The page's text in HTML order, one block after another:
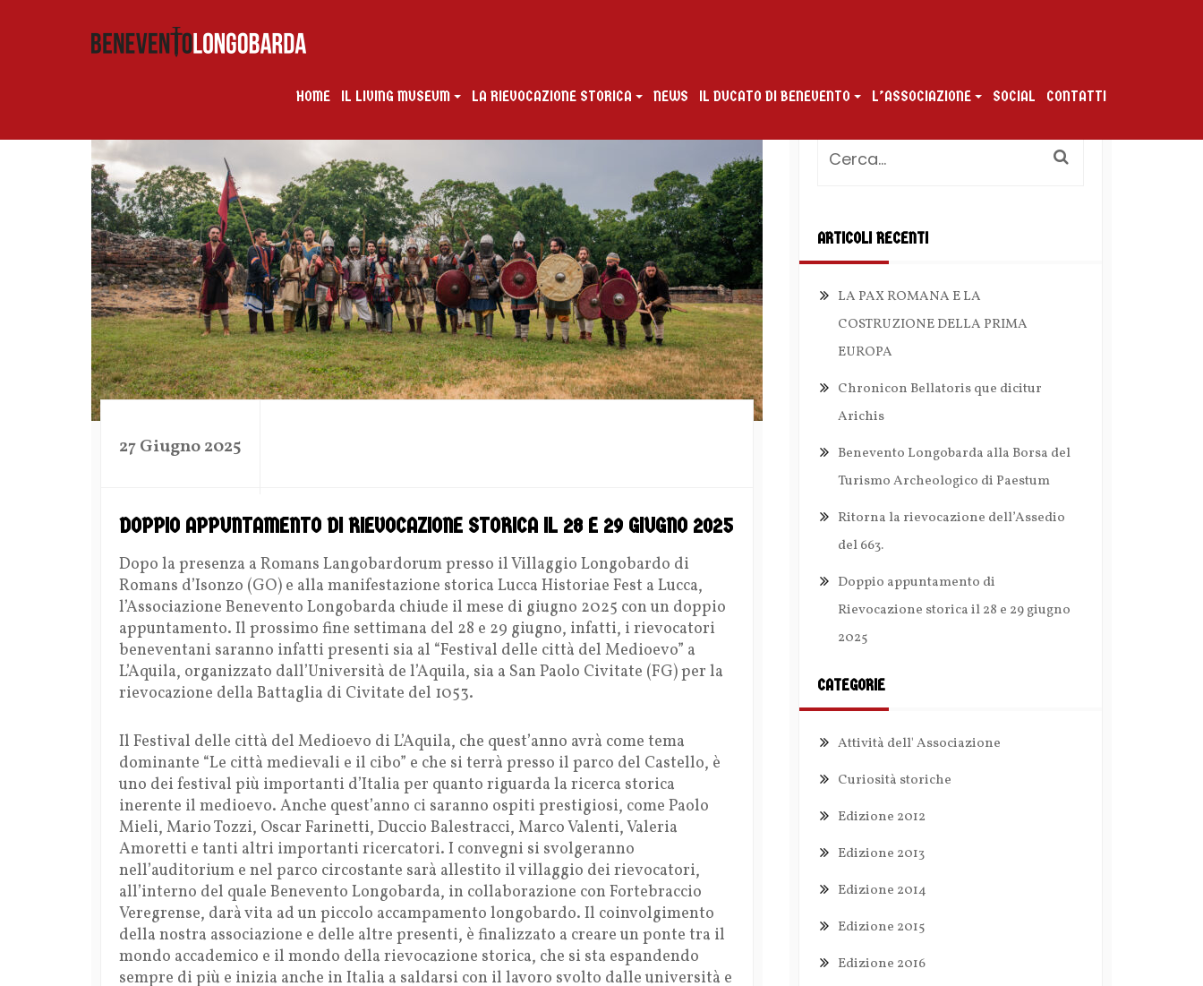
HOME IL LIVING MUSEUM LA RIEVOCAZIONE STORICA NEWS IL DUCATO DI BENEVENTO L’ASSOCIAZIONE SOCIAL CONTATTI
27 Giugno 2025
DOPPIO APPUNTAMENTO DI RIEVOCAZIONE STORICA IL 28 E 29 GIUGNO 2025
Dopo la presenza a Romans Langobardorum presso il Villaggio Longobardo di
Romans d’Isonzo (GO) e alla manifestazione storica Lucca Historiae Fest a Lucca,
l’Associazione Benevento Longobarda chiude il mese di giugno 2025 con un doppio
appuntamento. Il prossimo fine settimana del 28 e 29 giugno, infatti, i rievocatori
beneventani saranno infatti presenti sia al “Festival delle città del Medioevo” a
L’Aquila, organizzato dall’Università de l’Aquila, sia a San Paolo Civitate (FG) per la
rievocazione della Battaglia di Civitate del 1053.
Il Festival delle città del Medioevo di L’Aquila, che quest’anno avrà come tema
dominante “Le città medievali e il cibo” e che si terrà presso il parco del Castello, è
uno dei festival più importanti d’Italia per quanto riguarda la ricerca storica
inerente il medioevo. Anche quest’anno ci saranno ospiti prestigiosi, come Paolo
Mieli, Mario Tozzi, Oscar Farinetti, Duccio Balestracci, Marco Valenti, Valeria
Amoretti e tanti altri importanti ricercatori. I convegni si svolgeranno
nell’auditorium e nel parco circostante sarà allestito il villaggio dei rievocatori,
all’interno del quale Benevento Longobarda, in collaborazione con Fortebraccio
Veregrense, darà vita ad un piccolo accampamento longobardo. Il coinvolgimento
della nostra associazione e delle altre presenti, è finalizzato a creare un ponte tra il
mondo accademico e il mondo della rievocazione storica, che si sta espandendo
sempre di più e inizia anche in Italia a saldarsi con il lavoro svolto dalle università e
ARTICOLI RECENTI
LA PAX ROMANA E LA
COSTRUZIONE DELLA PRIMA
EUROPA
Chronicon Bellatoris que dicitur
Arichis
Benevento Longobarda alla Borsa del
Turismo Archeologico di Paestum
Ritorna la rievocazione dell’Assedio
del 663.
Doppio appuntamento di
Rievocazione storica il 28 e 29 giugno
2025
CATEGORIE
Attività dell' Associazione
Curiosità storiche
Edizione 2012
Edizione 2013
Edizione 2014
Edizione 2015
Edizione 2016